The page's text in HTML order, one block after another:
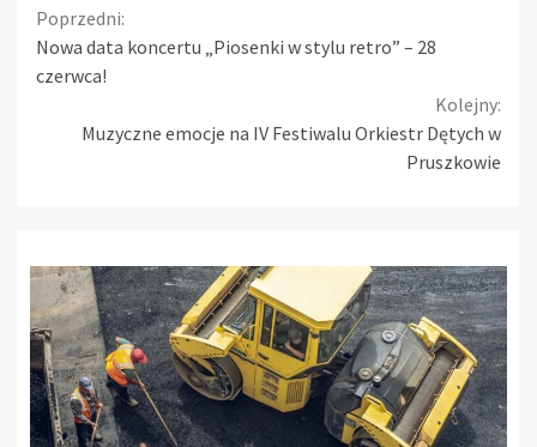
Continue
Reading
Poprzedni:
Nowa data koncertu „Piosenki w stylu retro” – 28
czerwca!
Kolejny:
Muzyczne emocje na IV Festiwalu Orkiestr Dętych w
Pruszkowie